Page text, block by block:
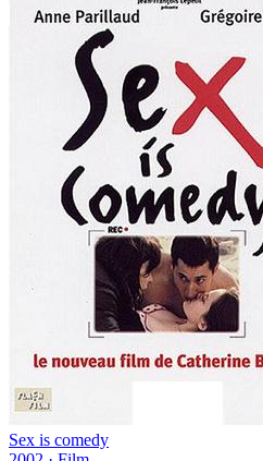
Sex is comedy